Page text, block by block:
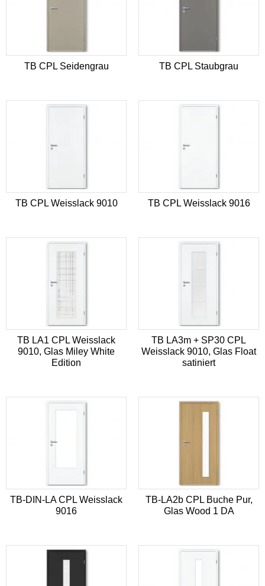
TB CPL Seidengrau TB CPL Staubgrau
TB CPL Weisslack 9010 TB CPL Weisslack 9016
TB LA1 CPL Weisslack
9010, Glas Miley White
Edition
TB LA3m + SP30 CPL
Weisslack 9010, Glas Float
satiniert
TB-DIN-LA CPL Weisslack
9016
TB-LA2b CPL Buche Pur,
Glas Wood 1 DA